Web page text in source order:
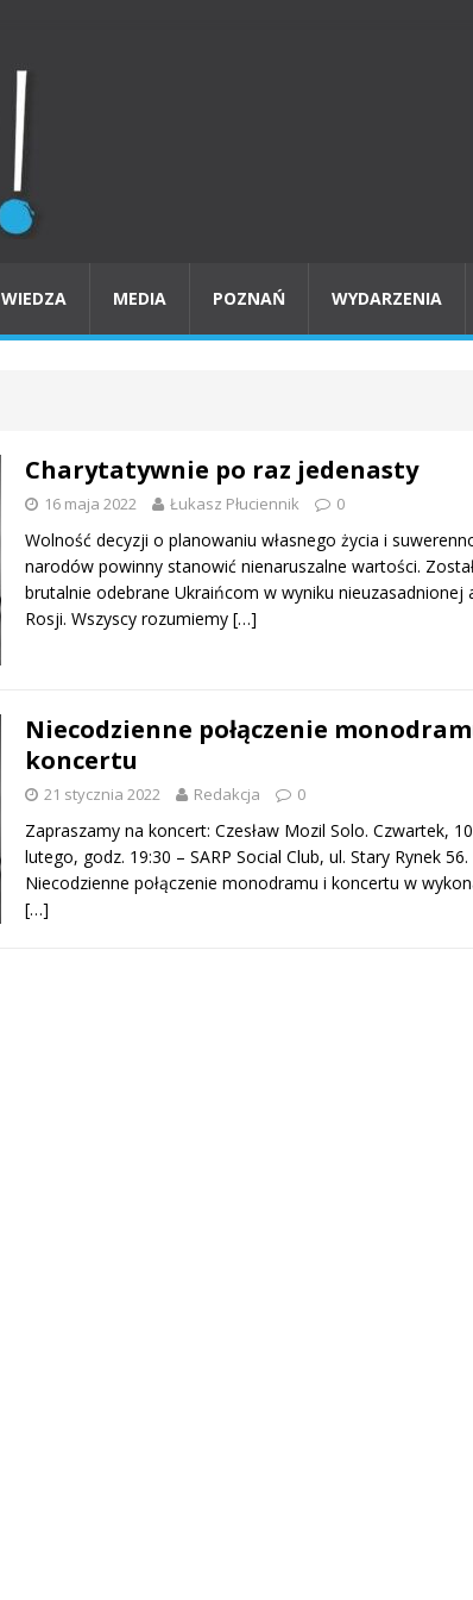
WIEDZA MEDIA POZNAŃ WYDARZENIA
Charytatywnie po raz jedenasty
16 maja 2022 Łukasz Płuciennik 0
Wolność decyzji o planowaniu własnego życia i
narodów powinny stanowić nienaruszalne wartości.
brutalnie odebrane Ukraińcom w wyniku nieuzasadnionej
Rosji. Wszyscy rozumiemy […]
Niecodzienne połączenie
koncertu
21 stycznia 2022 Redakcja 0
Zapraszamy na koncert: Czesław Mozil Solo. Czwartek, 10
lutego, godz. 19:30 – SARP Social Club, ul. Stary Rynek 56.
Niecodzienne połączenie monodramu i koncertu w
[…]